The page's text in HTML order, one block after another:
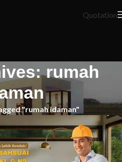
Quotation
rumah
"rumah idaman"